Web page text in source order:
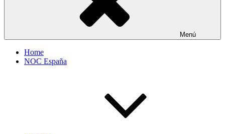
Menú
Home
NOC España